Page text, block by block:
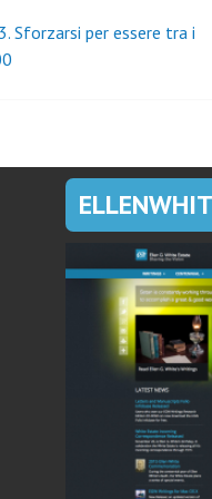
Sforzarsi per essere tra i